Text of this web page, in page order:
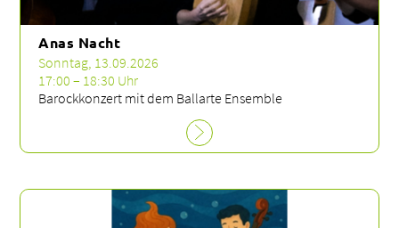
Anas Nacht
Sonntag, 13.09.2026
17:00 – 18:30 Uhr
Barockkonzert mit dem Ballarte Ensemble